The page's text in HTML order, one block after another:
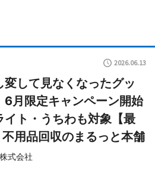
2026.06.13
変して見なくなったグッ
6月限定キャンペーン開始
イト・うちわも対象【最
用品回収のまるっと本舗
式会社